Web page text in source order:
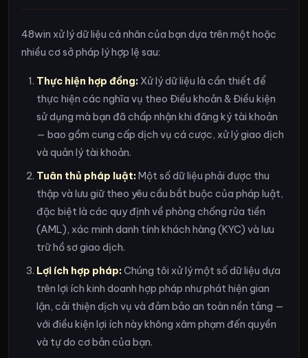
48win xử lý dữ liệu cá nhân của bạn dựa trên một hoặc
nhiều cơ sở pháp lý hợp lệ sau:
Thực hiện hợp đồng:Xử lý dữ liệu là cần thiết để
thực hiện các nghĩa vụ theo Điều khoản & Điều kiện
sử dụng mà bạn đã chấp nhận khi đăng ký tài khoản
— bao gồm cung cấp dịch vụ cá cược, xử lý giao dịch
và quản lý tài khoản.
Tuân thủ pháp luật:Một số dữ liệu phải được thu
thập và lưu giữ theo yêu cầu bắt buộc của pháp luật,
đặc biệt là các quy định về phòng chống rửa tiền
(AML), xác minh danh tính khách hàng (KYC) và lưu
trữ hồ sơ giao dịch.
Lợi ích hợp pháp:Chúng tôi xử lý một số dữ liệu dựa
trên lợi ích kinh doanh hợp pháp như phát hiện gian
lận, cải thiện dịch vụ và đảm bảo an toàn nền tảng —
với điều kiện lợi ích này không xâm phạm đến quyền
và tự do cơ bản của bạn.